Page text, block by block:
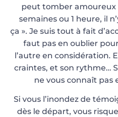
peut tomber amoureux
semaines ou 1 heure, il
ça ». Je suis tout à fait
faut pas en oublier
l’autre en considération.
craintes, et son rythme…
ne vous connaît pas
Si vous l’inondez de
dès le départ, vous